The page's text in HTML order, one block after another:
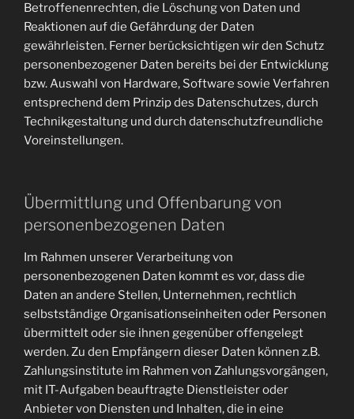
Betroffenenrechten, die Löschung von Daten und
Reaktionen auf die Gefährdung der Daten
gewährleisten. Ferner berücksichtigen wir den Schutz
personenbezogener Daten bereits bei der Entwicklung
bzw. Auswahl von Hardware, Software sowie Verfahren
entsprechend dem Prinzip des Datenschutzes, durch
Technikgestaltung und durch datenschutzfreundliche
Voreinstellungen.
Übermittlung und Offenbarung von
personenbezogenen Daten
Im Rahmen unserer Verarbeitung von
personenbezogenen Daten kommt es vor, dass die
Daten an andere Stellen, Unternehmen, rechtlich
selbstständige Organisationseinheiten oder Personen
übermittelt oder sie ihnen gegenüber offengelegt
werden. Zu den Empfängern dieser Daten können z.B.
Zahlungsinstitute im Rahmen von Zahlungsvorgängen,
mit IT-Aufgaben beauftragte Dienstleister oder
Anbieter von Diensten und Inhalten, die in eine